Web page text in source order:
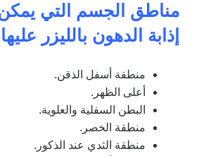
مناطق الجسم التي
إذابة الدهون بالليزر عليها
منطقة أسفل الذقن.
أعلى الظهر.
البطن السفلية والعلوية.
منطقة الخصر.
منطقة الثدي عند الذكور.